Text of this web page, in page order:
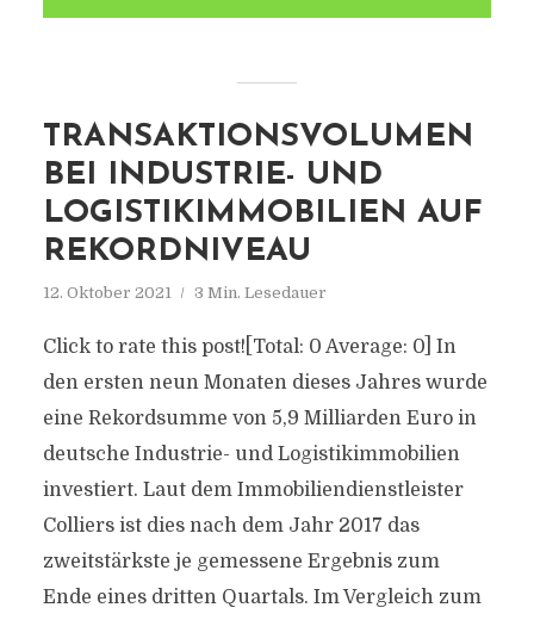
TRANSAKTIONSVOLUMEN
BEI INDUSTRIE- UND
LOGISTIKIMMOBILIEN AUF
REKORDNIVEAU
12. Oktober 2021 3 Min. Lesedauer
Click to rate this post![Total: 0 Average: 0] In
den ersten neun Monaten dieses Jahres wurde
eine Rekordsumme von 5,9 Milliarden Euro in
deutsche Industrie- und Logistikimmobilien
investiert. Laut dem Immobiliendienstleister
Colliers ist dies nach dem Jahr 2017 das
zweitstärkste je gemessene Ergebnis zum
Ende eines dritten Quartals. Im Vergleich zum